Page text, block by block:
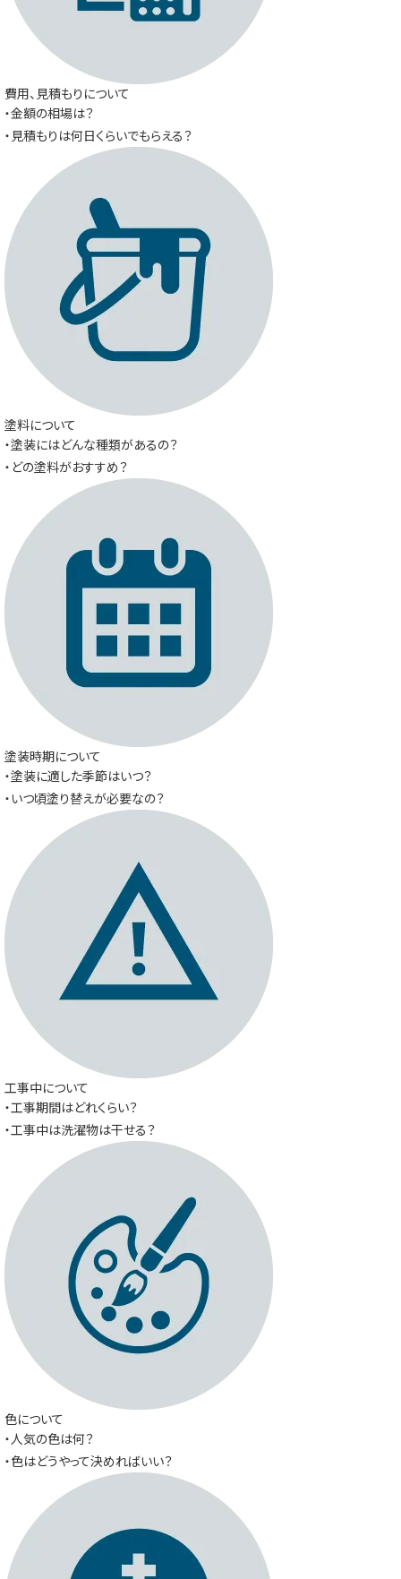
費用、見積もりについて
・金額の相場は？
・見積もりは何日くらいでもらえる？
塗料について
・塗装にはどんな種類があるの？
・どの塗料がおすすめ？
塗装時期について
・塗装に適した季節はいつ？
・いつ頃塗り替えが必要なの？
工事中について
・工事期間はどれくらい？
・工事中は洗濯物は干せる？
色について
・人気の色は何？
・色はどうやって決めればいい？